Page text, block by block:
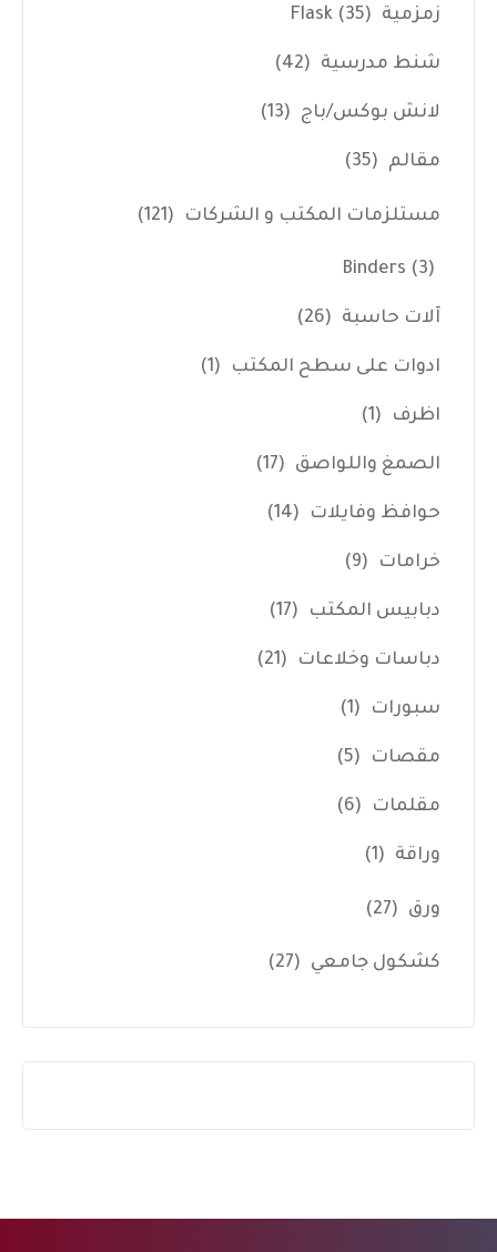
زمزمية Flask (35)
شنط مدرسية (42)
لانش بوكس/باج (13)
مقالم (35)
مستلزمات المكتب و الشركات (121)
Binders (3)
آلات حاسبة (26)
ادوات على سطح المكتب (1)
اظرف (1)
الصمغ واللواصق (17)
حوافظ وفايلات (14)
خرامات (9)
دبابيس المكتب (17)
دباسات وخلاعات (21)
سبورات (1)
مقصات (5)
مقلمات (6)
وراقة (1)
ورق (27)
كشكول جامعي (27)